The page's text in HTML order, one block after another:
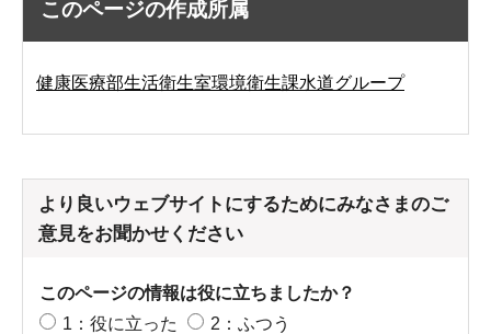
このページの作成所属
健康医療部生活衛生室環境衛生課水道グループ
より良いウェブサイトにするためにみなさまのご
意見をお聞かせください
このページの情報は役に立ちましたか？
1：役に立った
2：ふつう